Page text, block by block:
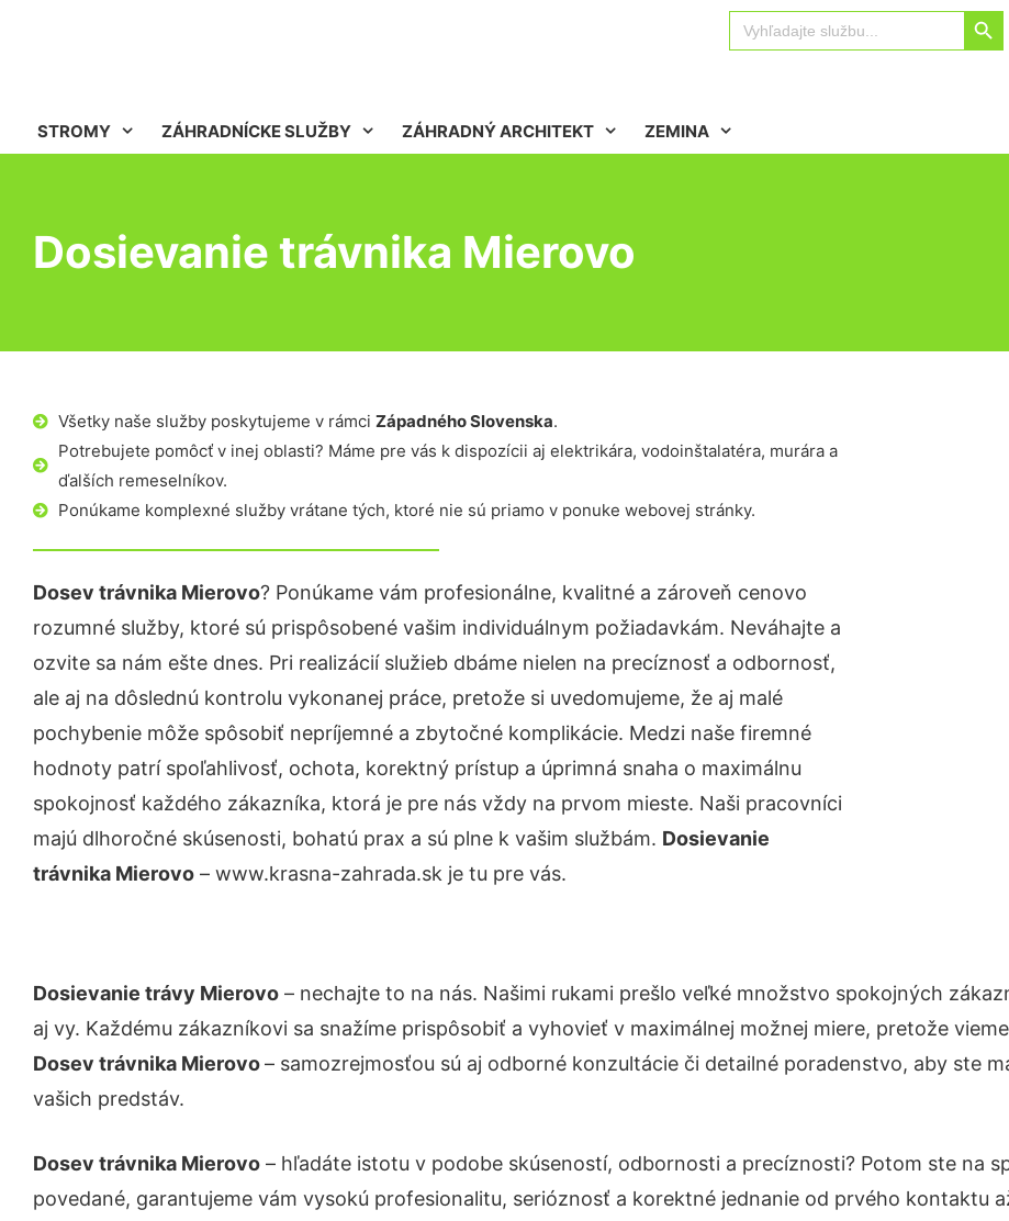
Search
for:
Search Button
STROMY ZÁHRADNÍCKE SLUŽBY ZÁHRADNÝ ARCHITEKT ZEMINA
Dosievanie trávnika Mierovo
Všetky naše služby poskytujeme v rámci Západného Slovenska.
Potrebujete pomôcť v inej oblasti? Máme pre vás k dispozícii aj elektrikára, vodoinštalatéra, murára a
ďalších remeselníkov.
Ponúkame komplexné služby vrátane tých, ktoré nie sú priamo v ponuke webovej stránky.
Dosev trávnika Mierovo? Ponúkame vám profesionálne, kvalitné a zároveň cenovo
rozumné služby, ktoré sú prispôsobené vašim individuálnym požiadavkám. Neváhajte a
ozvite sa nám ešte dnes. Pri realizácií služieb dbáme nielen na precíznosť a odbornosť,
ale aj na dôslednú kontrolu vykonanej práce, pretože si uvedomujeme, že aj malé
pochybenie môže spôsobiť nepríjemné a zbytočné komplikácie. Medzi naše firemné
hodnoty patrí spoľahlivosť, ochota, korektný prístup a úprimná snaha o maximálnu
spokojnosť každého zákazníka, ktorá je pre nás vždy na prvom mieste. Naši pracovníci
majú dlhoročné skúsenosti, bohatú prax a sú plne k vašim službám. Dosievanie
trávnika Mierovo – www.krasna-zahrada.sk je tu pre vás.
Dosievanie trávy Mierovo – nechajte to na nás. Našimi rukami prešlo veľké množstvo spokojných
aj vy. Každému zákazníkovi sa snažíme prispôsobiť a vyhovieť v maximálnej možnej miere, pretože
Dosev trávnika Mierovo– samozrejmosťou sú aj odborné konzultácie či detailné poradenstvo, aby ste
vašich predstáv.
Dosev trávnika Mierovo – hľadáte istotu v podobe skúseností, odbornosti a precíznosti? Potom ste na
povedané, garantujeme vám vysokú profesionalitu, serióznosť a korektné jednanie od prvého kontaktu